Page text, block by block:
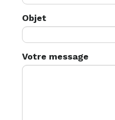
Objet
Votre message